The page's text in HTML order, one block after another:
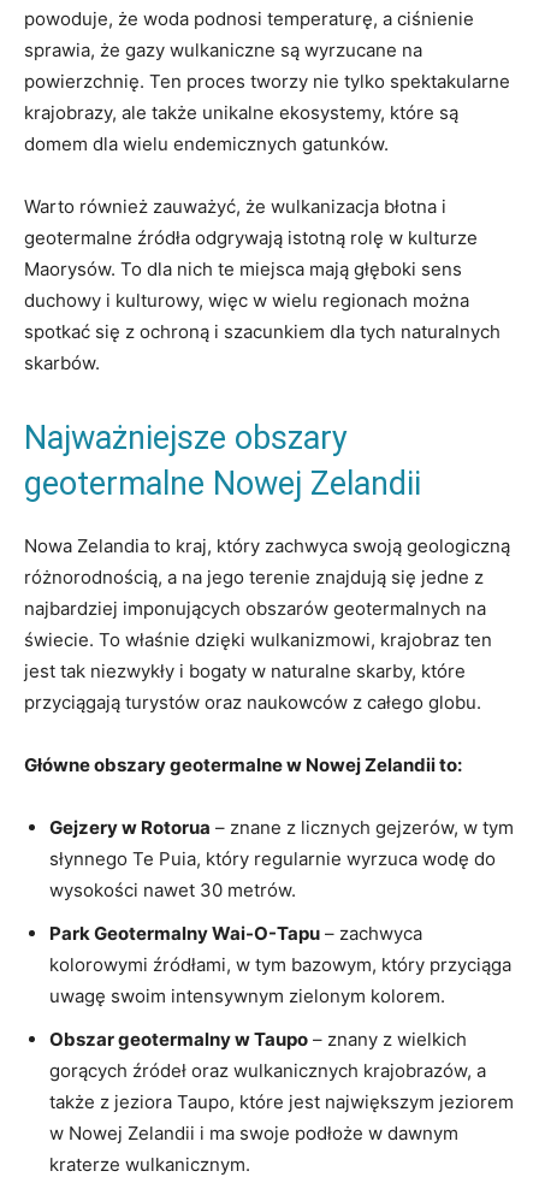
powoduje, że woda podnosi temperaturę, a ciśnienie
sprawia, że gazy wulkaniczne są wyrzucane na
powierzchnię. Ten proces tworzy nie tylko spektakularne
krajobrazy, ale także unikalne ekosystemy, które są
domem dla wielu endemicznych gatunków.
Warto również zauważyć, że wulkanizacja błotna i
geotermalne źródła odgrywają istotną rolę w kulturze
Maorysów. To dla nich te miejsca mają głęboki sens
duchowy i kulturowy, więc w wielu regionach można
spotkać się z ochroną i szacunkiem dla tych naturalnych
skarbów.
Najważniejsze obszary
geotermalne Nowej Zelandii
Nowa Zelandia to kraj, który zachwyca swoją geologiczną
różnorodnością, a na jego terenie znajdują się jedne z
najbardziej imponujących obszarów geotermalnych na
świecie. To właśnie dzięki wulkanizmowi, krajobraz ten
jest tak niezwykły i bogaty w naturalne skarby, które
przyciągają turystów oraz naukowców z całego globu.
Główne obszary geotermalne w Nowej Zelandii to:
Gejzery w Rotorua – znane z licznych gejzerów, w tym
słynnego Te Puia, który regularnie wyrzuca wodę do
wysokości nawet 30 metrów.
Park Geotermalny Wai-O-Tapu – zachwyca
kolorowymi źródłami, w tym bazowym, który przyciąga
uwagę swoim intensywnym zielonym kolorem.
Obszar geotermalny w Taupo – znany z wielkich
gorących źródeł oraz wulkanicznych krajobrazów, a
także z jeziora Taupo, które jest największym jeziorem
w Nowej Zelandii i ma swoje podłoże w dawnym
kraterze wulkanicznym.